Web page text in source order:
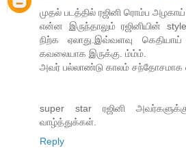
முதல் படத்தில் ரஜினி ரொம்ப அழகாய்
என்ன இருந்தாலும் ரஜினியின்
நிற்க ஏலாது.இவ்வளவு
கவலையாக இருக்கு. ம்ம்ம்.
அவர் பல்லாண்டு காலம் சந்தோசமாக
super star ரஜினி
வாழ்த்துக்கள்.
Reply